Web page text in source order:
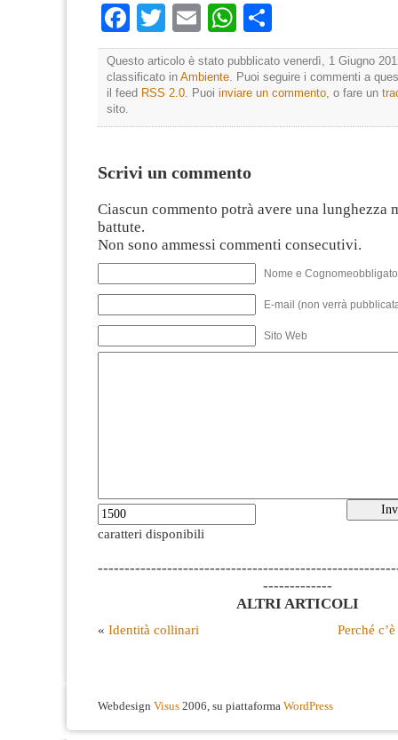
Facebook
TwitterEmailWhatsApp
Questo articolo è stato pubblicato venerdì, 1 Giugno
classificato in Ambiente . Puoi seguire i commenti a
il feed RSS 2.0 . Puoi inviare un commento , o fare un
sito.
Scrivi un commento
Ciascun commento potrà avere una lunghezza
battute.
Non sono ammessi commenti consecutivi.
Nome e
E-mail (non verrà
Sito Web
caratteri disponibili
-------------
ALTRI ARTICOLI
« Identità collinari Perché
Webdesign Visus 2006, su piattaforma WordPress